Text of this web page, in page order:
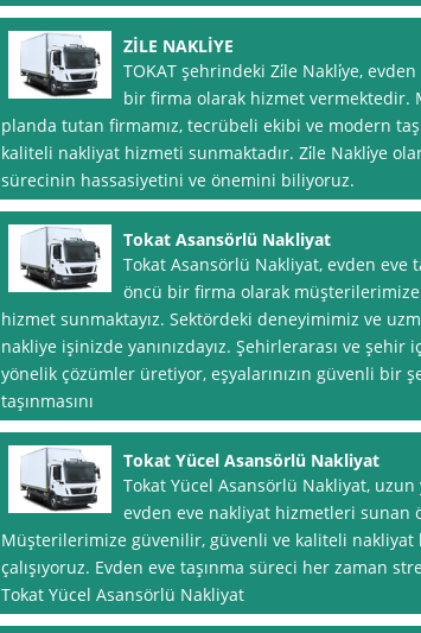
ZİLE NAKLİYE
TOKAT şehrindeki Zi̇le Nakli̇ye,
bir firma olarak hizmet vermektedir.
planda tutan firmamız, tecrübeli ekibi ve modern
kaliteli nakliyat hizmeti sunmaktadır. Zi̇le Nakli̇ye
sürecinin hassasiyetini ve önemini biliyoruz.
Tokat Asansörlü Nakliyat
Tokat Asansörlü Nakliyat, evden eve
öncü bir firma olarak
hizmet sunmaktayız. Sektördeki deneyimimiz ve
nakliye işinizde yanınızdayız. Şehirlerarası ve şehir
yönelik çözümler üretiyor, eşyalarınızın güvenli bir
taşınmasını
Tokat Yücel Asansörlü Nakliyat
Tokat Yücel Asansörlü Nakliyat, uzun
evden eve nakliyat hizmetleri sunan
Müşterilerimize güvenilir, güvenli ve kaliteli
çalışıyoruz. Evden eve taşınma süreci her zaman
Tokat Yücel Asansörlü Nakliyat